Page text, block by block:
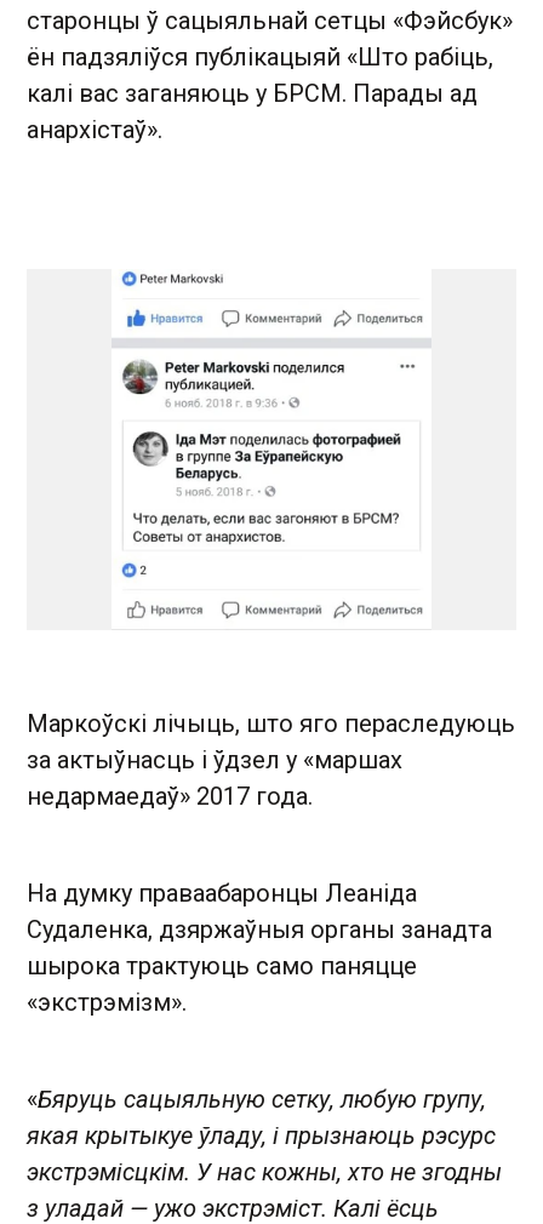
старонцы ў сацыяльнай сетцы «Фэйсбук»
ён падзяліўся публікацыяй «Што рабіць,
калі вас заганяюць у БРСМ. Парады ад
анархістаў».
Маркоўскі лічыць, што яго пераследуюць
за актыўнасць і ўдзел у «маршах
недармаедаў» 2017 года.
На думку праваабаронцы Леаніда
Судаленка, дзяржаўныя органы занадта
шырока трактуюць само паняцце
«экстрэмізм».
«Бяруць сацыяльную сетку, любую групу,
якая крытыкуе ўладу, і прызнаюць рэсурс
экстрэмісцкім. У нас кожны, хто не згодны
з уладай — ужо экстрэміст. Калі ёсць